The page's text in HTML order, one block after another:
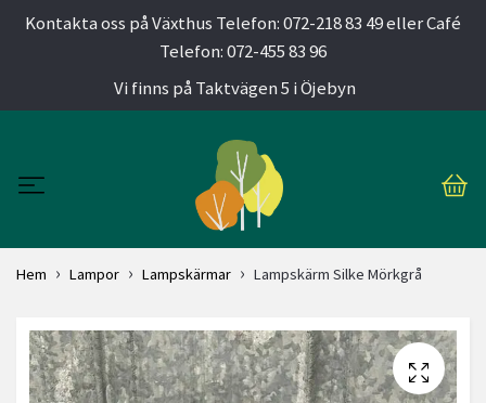
Kontakta oss på Växthus Telefon: 072-218 83 49 eller Café
Telefon: 072-455 83 96
Vi finns på Taktvägen 5 i Öjebyn
Hem Lampor Lampskärmar Lampskärm Silke Mörkgrå